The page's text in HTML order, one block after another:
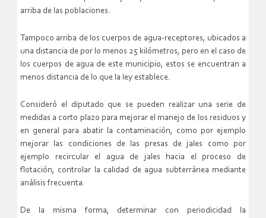
arriba de las poblaciones.
Tampoco arriba de los cuerpos de agua-receptores, ubicados a
una distancia de por lo menos 25 kilómetros, pero en el caso de
los cuerpos de agua de este municipio, estos se encuentran a
menos distancia de lo que la ley establece.
Consideró el diputado que se pueden realizar una serie de
medidas a corto plazo para mejorar el manejo de los residuos y
en general para abatir la contaminación, como por ejemplo
mejorar las condiciones de las presas de jales como por
ejemplo recircular el agua de jales hacia el proceso de
flotación, controlar la calidad de agua subterránea mediante
análisis frecuenta.
De la misma forma, determinar con periodicidad la